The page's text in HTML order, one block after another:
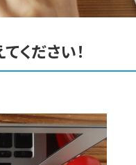
ください！